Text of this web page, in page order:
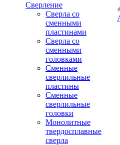
Сверление
Сверла со
сменными
пластинами
Сверла со
сменными
головками
Сменные
сверлильные
пластины
Сменные
сверлильные
головки
Монолитные
твердосплавные
сверла